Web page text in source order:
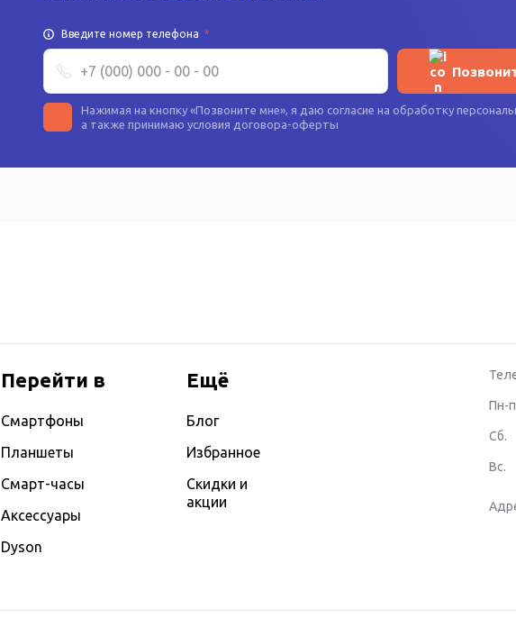
Введите номер телефона *
Нажимая на кнопку «Позвоните мне», я даю согласие на обработку
а также принимаю условия договора-оферты
Перейти в
Смартфоны
Планшеты
Смарт-часы
Аксессуары
Dyson
Ещё
Блог
Избранное
Скидки и
акции
Пн-
Сб.
Вс.